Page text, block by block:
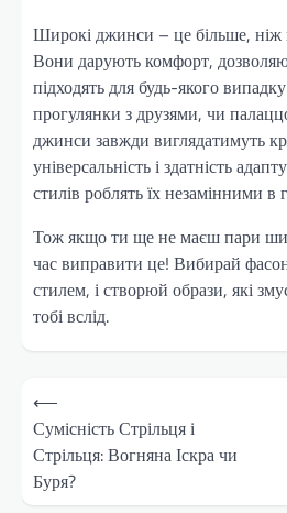
Широкі джинси – це більше, ніж
Вони дарують комфорт,
підходять для будь-якого
прогулянки з друзями, чи
джинси завжди виглядатимуть
універсальність і здатність
стилів роблять їх незамінними в
Тож якщо ти ще не маєш пари
час виправити це! Вибирай
стилем, і створюй образи, які
тобі вслід.
Навігація
записів
⟵
Сумісність Стрільця і
Стрільця: Вогняна Іскра чи
Буря?